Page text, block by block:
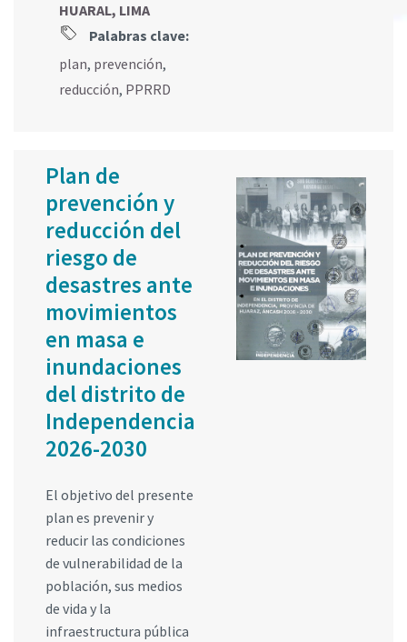
HUARAL, LIMA
Palabras clave:
plan, prevención,
reducción, PPRRD
Plan de
prevención y
reducción del
riesgo de
desastres ante
movimientos
en masa e
inundaciones
del distrito de
Independencia
2026-2030
El objetivo del presente
plan es prevenir y
reducir las condiciones
de vulnerabilidad de la
población, sus medios
de vida y la
infraestructura pública